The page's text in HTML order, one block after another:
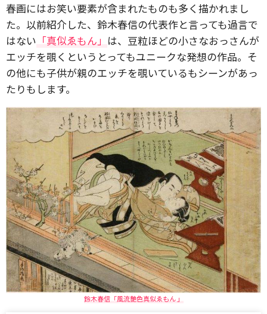
春画にはお笑い要素が含まれたものも多く描かれまし
た。以前紹介した、鈴木春信の代表作と言っても過言で
はない 「真似ゑもん」 は、豆粒ほどの小さなおっさんが
エッチを覗くというとってもユニークな発想の作品。そ
の他にも子供が親のエッチを覗いているもシーンがあっ
たりもします。
鈴木春信「風流艶色真似ゑもん 」